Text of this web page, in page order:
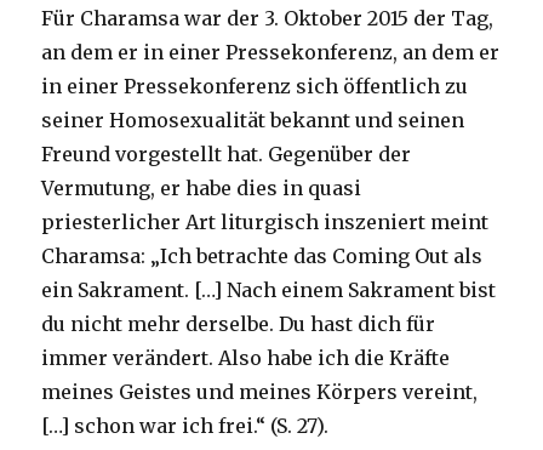
Für Charamsa war der 3. Oktober 2015 der Tag,
an dem er in einer Pressekonferenz, an dem er
in einer Pressekonferenz sich öffentlich zu
seiner Homosexualität bekannt und seinen
Freund vorgestellt hat. Gegenüber der
Vermutung, er habe dies in quasi
priesterlicher Art liturgisch inszeniert meint
Charamsa: „Ich betrachte das Coming Out als
ein Sakrament. […] Nach einem Sakrament bist
du nicht mehr derselbe. Du hast dich für
immer verändert. Also habe ich die Kräfte
meines Geistes und meines Körpers vereint,
[…] schon war ich frei.“ (S. 27).